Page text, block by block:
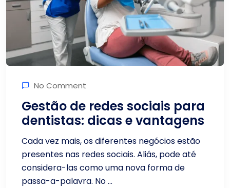
No Comment
Gestão de redes sociais para
dentistas: dicas e vantagens
Cada vez mais, os diferentes negócios estão
presentes nas redes sociais. Aliás, pode até
considera-las como uma nova forma de
passa-a-palavra. No ...